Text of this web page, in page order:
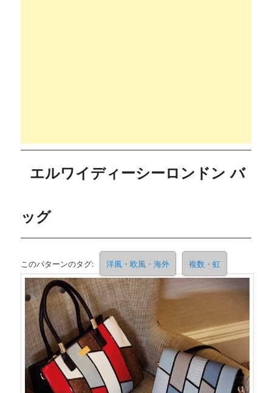
エルワイディーシーロンドン バ
ッグ
このパターンのタグ: 洋風・欧風・海外 複数・虹